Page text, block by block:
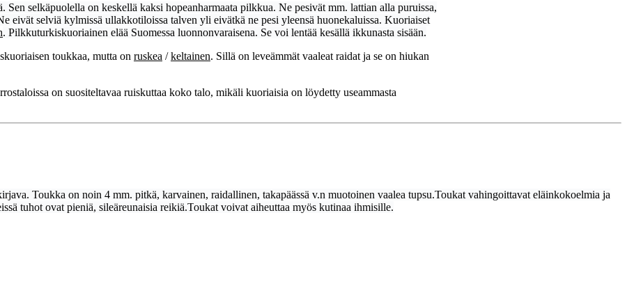
Sen selkäpuolella on keskellä kaksi hopeanharmaata pilkkua. Ne pesivät mm. lattian alla puruissa,
eivät selviä kylmissä ullakkotiloissa talven yli eivätkä ne pesi yleensä huonekaluissa. Kuoriaiset
. Pilkkuturkiskuoriainen elää Suomessa luonnonvaraisena. Se voi lentää kesällä ikkunasta sisään.
toukkaa, mutta on ruskea /keltainen. Sillä on leveämmät vaaleat raidat ja se on hiukan
on suositeltavaa ruiskuttaa koko talo, mikäli kuoriaisia on löydetty useammasta
Toukka on noin 4 mm. pitkä, karvainen, raidallinen, takapäässä v.n muotoinen vaalea tupsu.Toukat vahingoittavat eläinkokoelmia ja
tuhot ovat pieniä, sileäreunaisia reikiä.Toukat voivat aiheuttaa myös kutinaa ihmisille.